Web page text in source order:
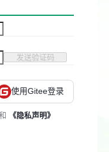
发送验证码
使用Gitee登录
《隐私声明》